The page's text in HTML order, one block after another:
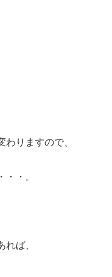
りますので、
・。
れば、